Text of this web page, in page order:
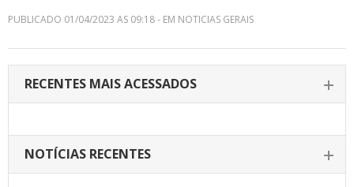
PUBLICADO 01/04/2023 AS 09:18 - EM NOTICIAS GERAIS
RECENTES MAIS ACESSADOS
NOTÍCIAS RECENTES